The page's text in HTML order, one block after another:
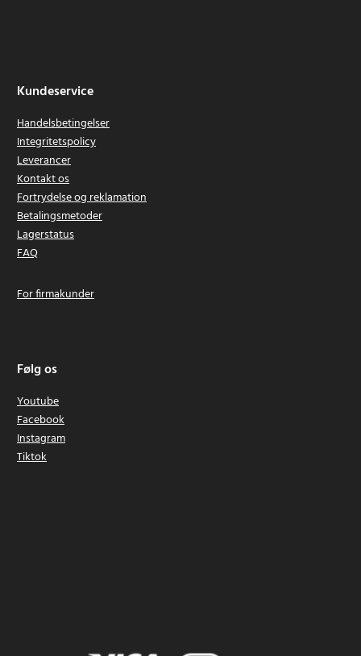
Kundeservice
Handelsbetingelser
Integritetspolicy
Leverancer
Kontakt os
Fortrydelse og reklamation
Betalingsmetoder
Lagerstatus
FAQ
For firmakunder
Følg os
Youtube
Facebook
Instagram
Tiktok